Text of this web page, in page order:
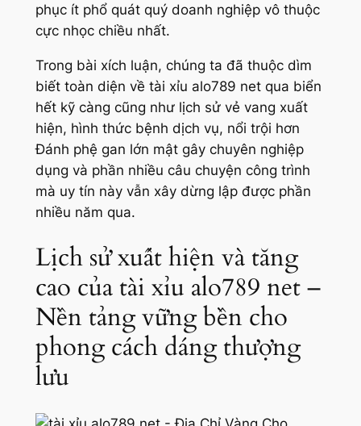
phục ít phổ quát quý doanh nghiệp vô thuộc
cực nhọc chiều nhất.
Trong bài xích luận, chúng ta đã thuộc dìm
biết toàn diện về tài xỉu alo789 net qua biển
hết kỹ càng cũng như lịch sử vẻ vang xuất
hiện, hình thức bệnh dịch vụ, nổi trội hơn
Đánh phệ gan lớn mật gây chuyên nghiệp
dụng và phần nhiều câu chuyện công trình
mà uy tín này vẫn xây dừng lập được phần
nhiều năm qua.
Lịch sử xuất hiện và tăng
cao của tài xỉu alo789 net –
Nền tảng vững bền cho
phong cách dáng thượng
lưu